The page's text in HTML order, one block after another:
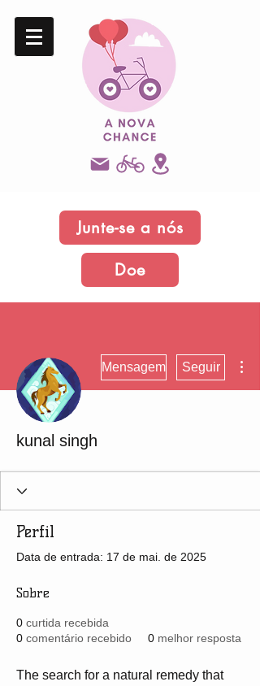
Junte-se a nós
Doe
Mensagem Seguir
kunal singh
Perfil
Data de entrada: 17 de mai. de 2025
Sobre
0 curtida recebida
0 comentário recebido 0 melhor resposta
The search for a natural remedy that